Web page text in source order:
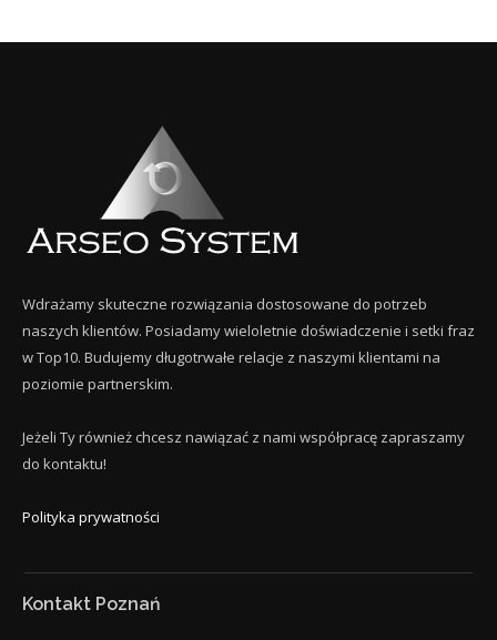
Wdrażamy skuteczne rozwiązania dostosowane do potrzeb
naszych klientów. Posiadamy wieloletnie doświadczenie i setki fraz
w Top10. Budujemy długotrwałe relacje z naszymi klientami na
poziomie partnerskim.
Jeżeli Ty również chcesz nawiązać z nami współpracę zapraszamy
do kontaktu!
Polityka prywatności
Kontakt Poznań